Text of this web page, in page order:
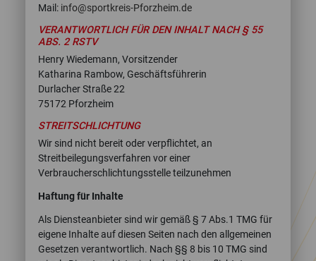
Mail: info@sportkreis-Pforzheim.de
VERANTWORTLICH FÜR DEN INHALT NACH § 55
ABS. 2 RSTV
Henry Wiedemann, Vorsitzender
Katharina Rambow, Geschäftsführerin
Durlacher Straße 22
75172 Pforzheim
STREITSCHLICHTUNG
Wir sind nicht bereit oder verpflichtet, an
Streitbeilegungsverfahren vor einer
Verbraucherschlichtungsstelle teilzunehmen
Haftung für Inhalte
Als Diensteanbieter sind wir gemäß § 7 Abs.1 TMG für
eigene Inhalte auf diesen Seiten nach den allgemeinen
Gesetzen verantwortlich. Nach §§ 8 bis 10 TMG sind